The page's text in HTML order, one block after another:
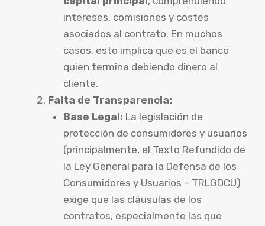
intereses, comisiones y costes
asociados al contrato. En muchos
casos, esto implica que es el banco
quien termina debiendo dinero al
cliente.
Falta de Transparencia:
Base Legal: La legislación de
protección de consumidores y usuarios
(principalmente, el Texto Refundido de
la Ley General para la Defensa de los
Consumidores y Usuarios – TRLGDCU)
exige que las cláusulas de los
contratos, especialmente las que